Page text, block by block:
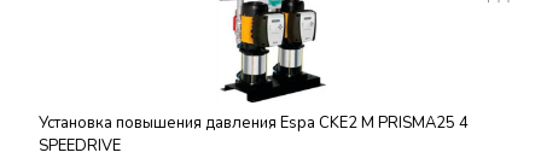
Установка повышения давления Espa CKE2 M PRISMA25 4
SPEEDRIVE